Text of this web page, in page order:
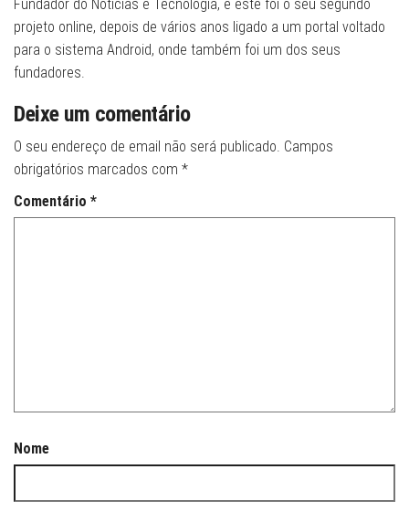
Fundador do Noticias e Tecnologia, e este foi o seu segundo
projeto online, depois de vários anos ligado a um portal voltado
para o sistema Android, onde também foi um dos seus
fundadores.
Deixe um comentário
O seu endereço de email não será publicado. Campos
obrigatórios marcados com *
Comentário *
Nome